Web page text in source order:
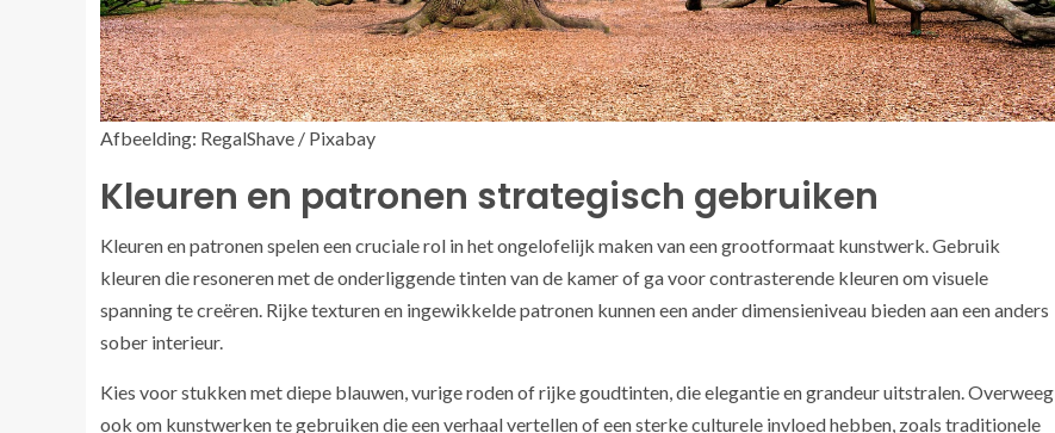
Afbeelding: RegalShave / Pixabay
Kleuren en patronen strategisch gebruiken
Kleuren en patronen spelen een cruciale rol in het ongelofelijk maken van een grootformaat kunstwerk. Gebruik
kleuren die resoneren met de onderliggende tinten van de kamer of ga voor contrasterende kleuren om visuele
spanning te creëren. Rijke texturen en ingewikkelde patronen kunnen een ander dimensieniveau bieden aan een anders
sober interieur.
Kies voor stukken met diepe blauwen, vurige roden of rijke goudtinten, die elegantie en grandeur uitstralen. Overweeg
ook om kunstwerken te gebruiken die een verhaal vertellen of een sterke culturele invloed hebben, zoals traditionele